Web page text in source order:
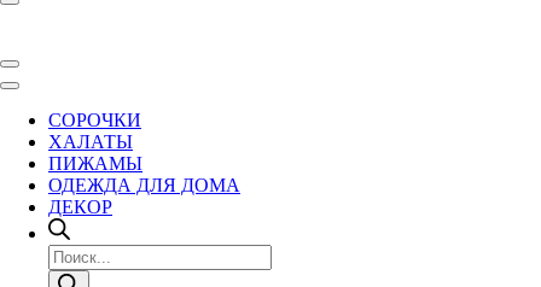
СОРОЧКИ
ХАЛАТЫ
ПИЖАМЫ
ОДЕЖДА ДЛЯ ДОМА
ДЕКОР
Поиск
товаров